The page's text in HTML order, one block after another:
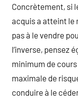
Concrètement, si
acquis a atteint le
pas à le vendre
l’inverse, pensez
minimum de
maximale de
conduire à le